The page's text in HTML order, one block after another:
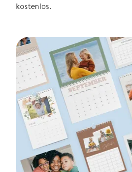
kostenlos.